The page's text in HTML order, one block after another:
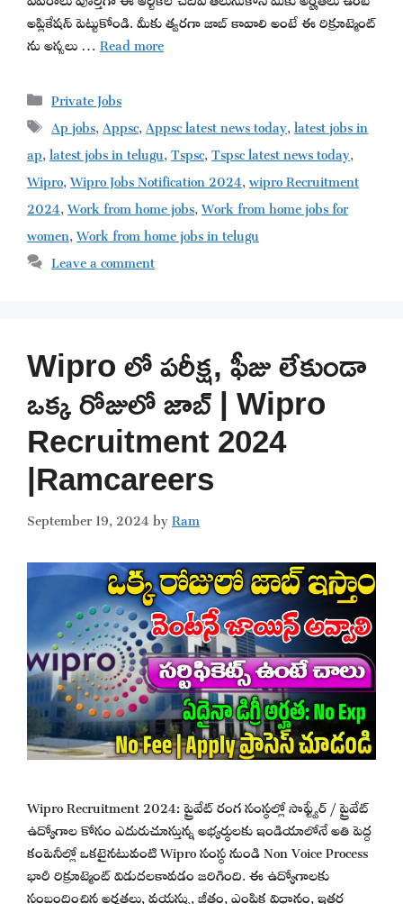
అప్లికేషన్ పెట్టుకోండి. మీకు త్వరగా జాబ్ కావాలి అంటే ఈ రిక్రూట్మెంట్
ను అస్సలు …Read more
Categories
Private Jobs
Tags
Ap jobs,Appsc,Appsc latest news today,latest jobs in
ap,latest jobs in telugu,Tspsc,Tspsc latest news today,
Wipro,Wipro Jobs Notification 2024,wipro Recruitment
2024,Work from home jobs,Work from home jobs for
women,Work from home jobs in telugu
Leave a comment
Wipro లో పరీక్ష, ఫీజు లేకుండా
ఒక్క రోజులో జాబ్ | Wipro
Recruitment 2024
|Ramcareers
September 19, 2024byRam
Wipro Recruitment 2024: ప్రైవేట్ రంగ సంస్థల్లో సాఫ్ట్వేర్ / ప్రైవేట్
ఉద్యోగాల కోసం ఎదురుచూస్తున్న అభ్యర్థులకు ఇండియాలోనే అతి పెద్ద
కంపెనీల్లో ఒకటైనటువంటి Wipro సంస్థ నుండి Non Voice Process
భారీ రిక్రూట్మెంట్ విడుదలకావడం జరిగింది. ఈ ఉద్యోగాలకు
సంబందించిన అర్హతలు, వయస్సు, జీతం, ఎంపిక విధానం, ఇతర